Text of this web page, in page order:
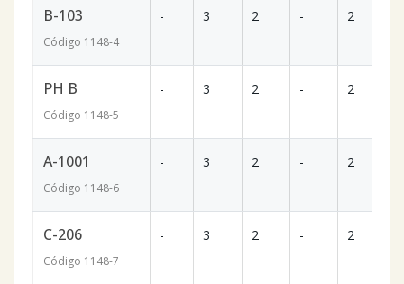
B-103
Código 1148-4
- 3 2 - 2
PH B
Código 1148-5
- 3 2 - 2
A-1001
Código 1148-6
- 3 2 - 2
C-206
Código 1148-7
- 3 2 - 2